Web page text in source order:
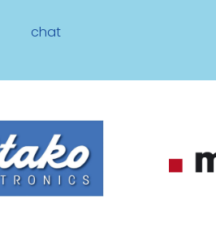
chat